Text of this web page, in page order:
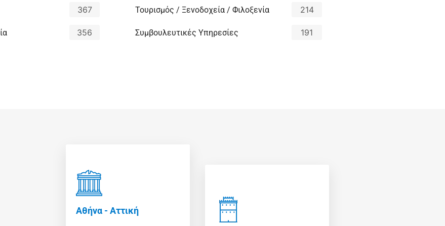
367
356
Τουρισμός / Ξενοδοχεία / Φιλοξενία 214
Συμβουλευτικές Υπηρεσίες 191
Αθήνα - Αττική